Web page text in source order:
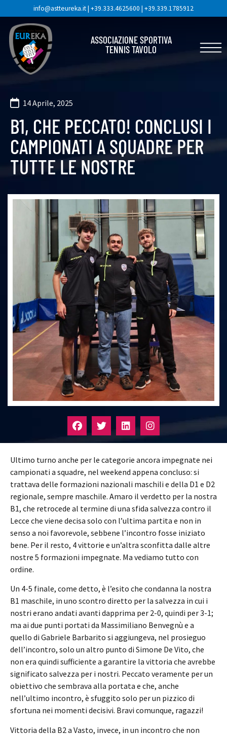
info@astteureka.it| +39.333.4625600 | +39.339.1785912
ASSOCIAZIONE SPORTIVA
TENNIS TAVOLO
14 Aprile, 2025
B1, CHE PECCATO! CONCLUSI I
CAMPIONATI A SQUADRE PER
TUTTE LE NOSTRE
Ultimo turno anche per le categorie ancora impegnate nei
campionati a squadre, nel weekend appena concluso: si
trattava delle formazioni nazionali maschili e della D1 e D2
regionale, sempre maschile. Amaro il verdetto per la nostra
B1, che retrocede al termine di una sfida salvezza contro il
Lecce che viene decisa solo con l’ultima partita e non in
senso a noi favorevole, sebbene l’incontro fosse iniziato
bene. Per il resto, 4 vittorie e un’altra sconfitta dalle altre
nostre 5 formazioni impegnate. Ma vediamo tutto con
ordine.
Un 4-5 finale, come detto, è l’esito che condanna la nostra
B1 maschile, in uno scontro diretto per la salvezza in cui i
nostri erano andati avanti dapprima per 2-0, quindi per 3-1;
ma ai due punti portati da Massimiliano Benvegnù e a
quello di Gabriele Barbarito si aggiungeva, nel prosieguo
dell’incontro, solo un altro punto di Simone De Vito, che
non era quindi sufficiente a garantire la vittoria che avrebbe
significato salvezza per i nostri. Peccato veramente per un
obiettivo che sembrava alla portata e che, anche
nell’ultimo incontro, è sfuggito solo per un pizzico di
sfortuna nei momenti decisivi. Bravi comunque, ragazzi!
Vittoria della B2 a Vasto, invece, in un incontro che non